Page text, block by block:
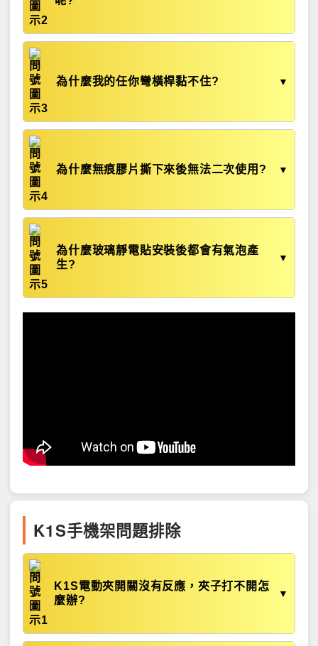
為什麼我的任你彎橫桿黏不住? ▼
為什麼無痕膠片撕下來後無法二次使用? ▼
為什麼玻璃靜電貼安裝後都會有氣泡產
生?
▼
K1S手機架問題排除
K1S電動夾開關沒有反應，夾子打不開怎
麼辦?
▼